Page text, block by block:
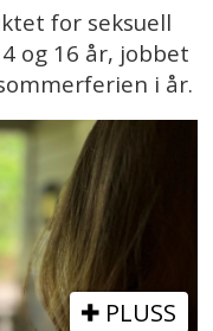
for seksuell
og 16 år, jobbet
i år.
PLUSS